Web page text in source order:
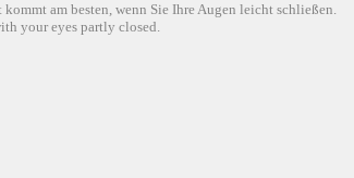
am besten, wenn Sie Ihre Augen leicht schließen.
your eyes partly closed.